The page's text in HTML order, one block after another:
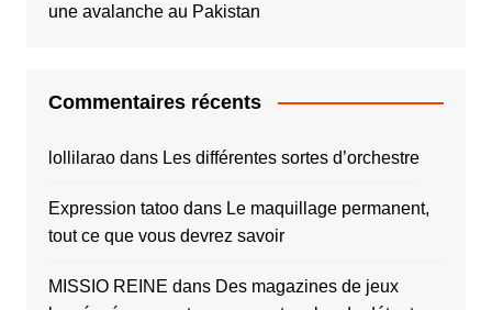
une avalanche au Pakistan
Commentaires récents
lollilaraodans Les différentes sortes d’orchestre
Expression tatoodans Le maquillage permanent,
tout ce que vous devrez savoir
MISSIO REINE dans Des magazines de jeux